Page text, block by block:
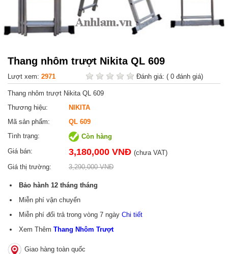
Thang nhôm trượt Nikita QL 609
Lượt xem: 2971 Đánh giá: ( 0 đánh giá)
Thang nhôm trượt Nikita QL 609
Thương hiệu:
NIKITA
Mã sản phẩm:
QL 609
Tình trạng:
Còn hàng
Giá bán:
3,180,000 VNĐ (chưa VAT)
Giá thị trường:
3,290,000 VNĐ
Bảo hành 12 tháng tháng
Miễn phí vận chuyển
Miễn phí đổi trả trong vòng 7 ngày Chi tiết
Xem Thêm Thang Nhôm Trượt
Giao hàng toàn quốc